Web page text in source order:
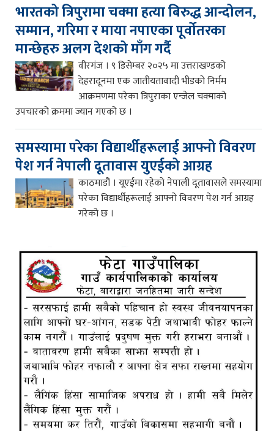
भारतको त्रिपुरामा चक्मा हत्या बिरुद्ध आन्दोलन,
सम्मान, गरिमा र माया नपाएका पूर्वोतरका
मान्छेहरु अलग देशको माँग गर्दै
वीरगंज । ९ डिसेम्बर २०२५ मा उत्तराखण्डको
देहरादूनमा एक जातीयतावादी भीडको निर्मम
आक्रमणमा परेका त्रिपुराका एन्जेल चक्माको
उपचारको क्रममा ज्यान गएको छ ।
समस्यामा परेका विद्यार्थीहरूलाई आफ्नो विवरण
पेश गर्न नेपाली दूतावास युएईको आग्रह
काठमाडौं । यूएईमा रहेको नेपाली दूतावासले समस्यामा
परेका विद्यार्थीहरूलाई आफ्नो विवरण पेश गर्न आग्रह
गरेको छ ।